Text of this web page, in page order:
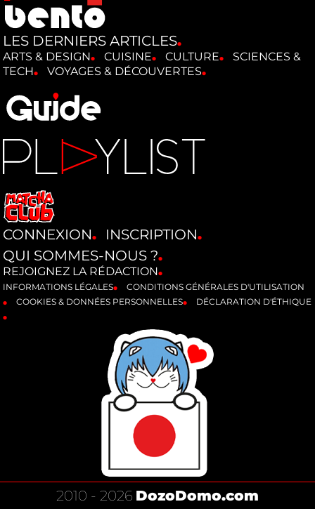
LES DERNIERS ARTICLES
ARTS & DESIGN CUISINE CULTURE
SCIENCES &
TECH
VOYAGES & DÉCOUVERTES
CONNEXION
INSCRIPTION
QUI SOMMES-NOUS ?
REJOIGNEZ LA RÉDACTION
INFORMATIONS LÉGALES
CONDITIONS GÉNÉRALES D'UTILISATION
COOKIES & DONNÉES PERSONNELLES
DÉCLARATION D'ÉTHIQUE
2010 - 2026 DozoDomo.com